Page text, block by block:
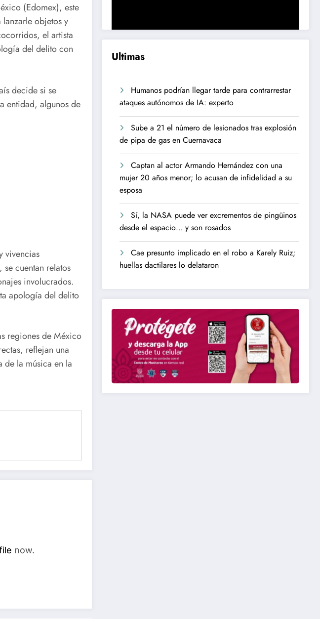
(Edomex), este
objetos y
el artista
del delito con
decide si se
entidad, algunos de
vivencias
cuentan relatos
involucrados.
apología del delito
regiones de México
reflejan una
la música en la
now.
Ultimas
Humanos podrían llegar tarde para contrarrestar
ataques autónomos de IA: experto
Sube a 21 el número de lesionados tras explosión
de pipa de gas en Cuernavaca
Captan al actor Armando Hernández con una
mujer 20 años menor; lo acusan de infidelidad a su
esposa
Sí, la NASA puede ver excrementos de pingüinos
desde el espacio… y son rosados
Cae presunto implicado en el robo a Karely Ruiz;
huellas dactilares lo delataron